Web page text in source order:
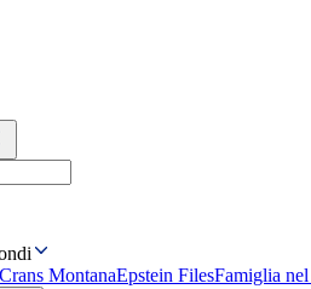
Crans MontanaEpstein FilesFamiglia